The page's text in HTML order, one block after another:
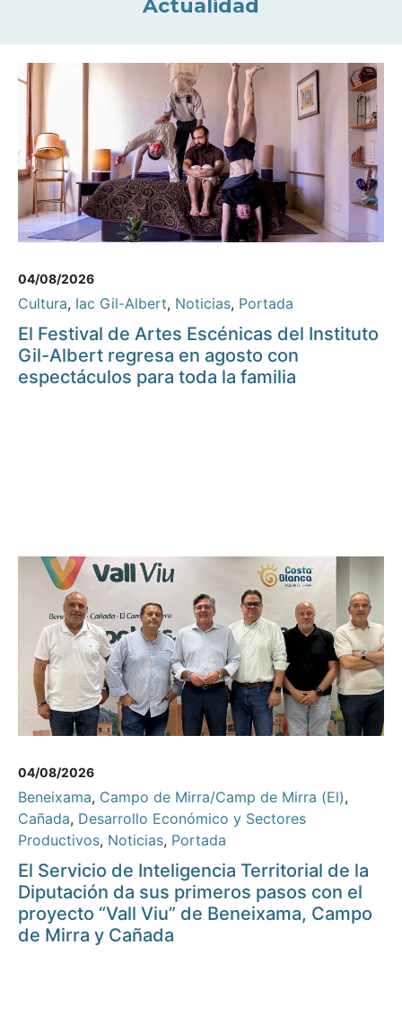
Actualidad
04/08/2026
Cultura, Iac Gil-Albert, Noticias, Portada
El Festival de Artes Escénicas del Instituto
Gil-Albert regresa en agosto con
espectáculos para toda la familia
04/08/2026
Beneixama, Campo de Mirra/Camp de Mirra (El),
Cañada, Desarrollo Económico y Sectores
Productivos, Noticias, Portada
El Servicio de Inteligencia Territorial de la
Diputación da sus primeros pasos con el
proyecto “Vall Viu” de Beneixama, Campo
de Mirra y Cañada